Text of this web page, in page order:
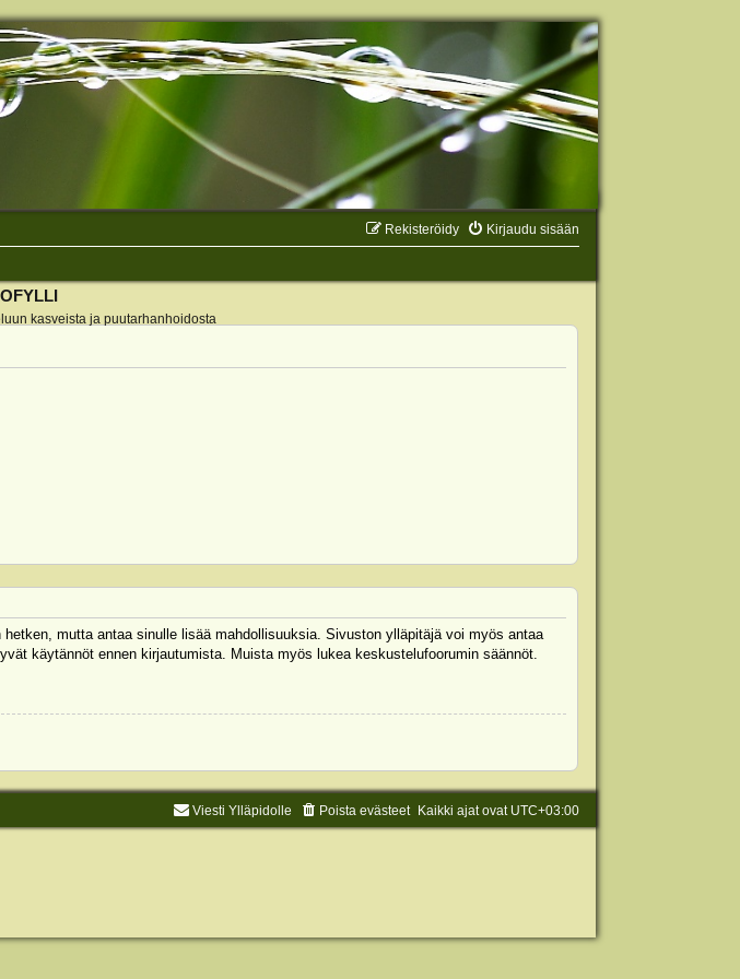
Kirjaudu sisään
Rekisteröidy
kasveista ja puutarhanhoidosta
mutta antaa sinulle lisää mahdollisuuksia. Sivuston ylläpitäjä voi myös antaa
käytännöt ennen kirjautumista. Muista myös lukea keskustelufoorumin säännöt.
Kaikki ajat ovat UTC+03:00
Poista evästeet
Viesti Ylläpidolle